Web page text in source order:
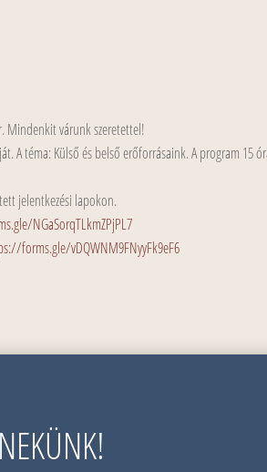
Mindenkit várunk szeretettel!
A téma: Külső és belső erőforrásaink. A program 15
jelentkezési lapokon.
NGaSorqTLkmZPjPL7
forms.gle/vDQWNM9FNyyFk9eF6